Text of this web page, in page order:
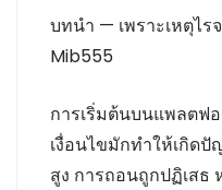
บทนำ — เพราะเหตุไ
Mib555
การเริ่มต้นบนแพลตฟ
เงื่อนไขมักทำให้เกิดปั
สูง การถอนถูกปฏิเสธ